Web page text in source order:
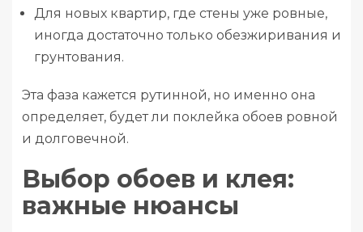
Для новых квартир, где стены уже ровные,
иногда достаточно только обезжиривания и
грунтования.
Эта фаза кажется рутинной, но именно она
определяет, будет ли поклейка обоев ровной
и долговечной.
Выбор обоев и клея:
важные нюансы